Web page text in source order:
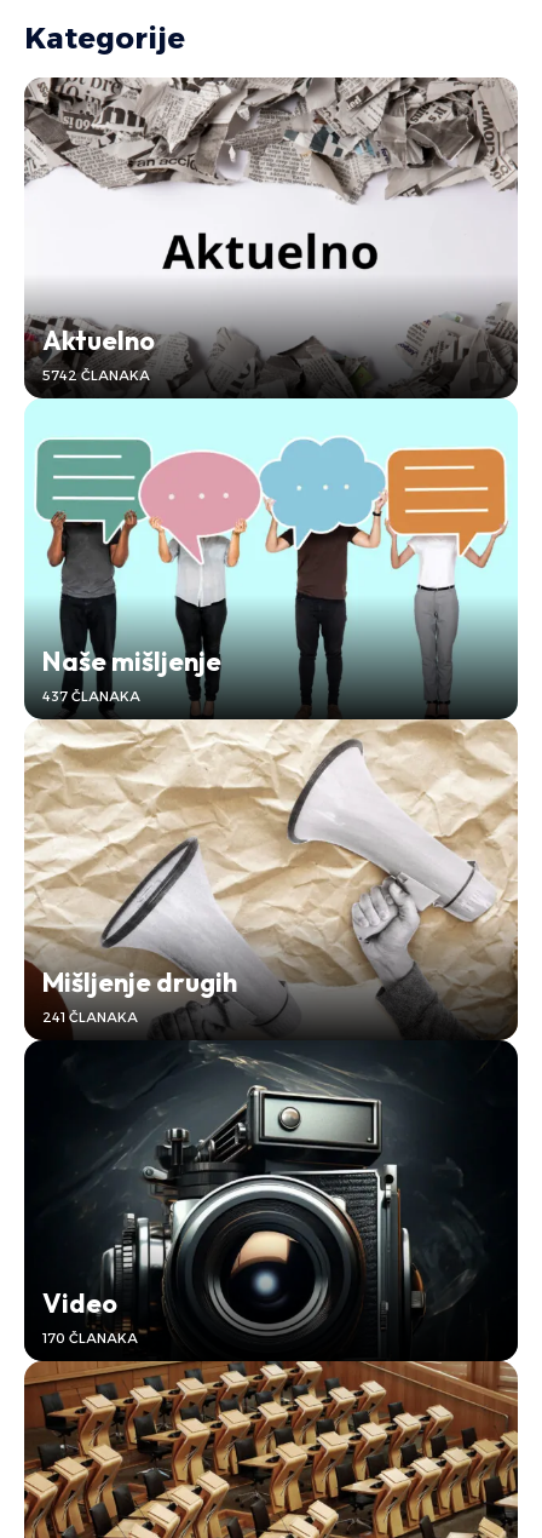
Kategorije
Aktuelno
5742 ČLANAKA
Naše mišljenje
437 ČLANAKA
Mišljenje drugih
241 ČLANAKA
Video
170 ČLANAKA